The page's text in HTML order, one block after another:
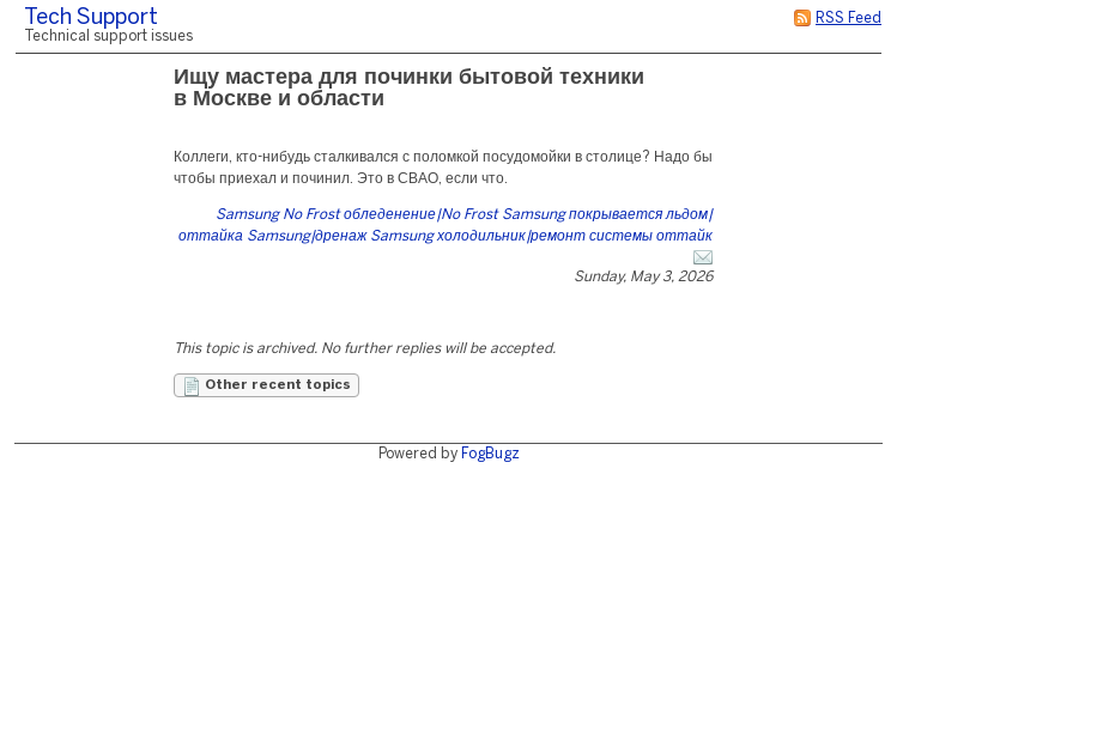
RSS Feed
Tech Support
Technical support issues
Ищу мастера для починки бытовой техники
в Москве и области
Коллеги, кто-нибудь сталкивался с поломкой посудомойки в столице? Надо бы
чтобы приехал и починил. Это в СВАО, если что.
Samsung No Frost обледенение|No Frost Samsung покрывается льдом|
оттайка Samsung|дренаж Samsung холодильник|ремонт системы оттайк
Sunday, May 3, 2026
This topic is archived. No further replies will be accepted.
Other recent topics
Powered by FogBugz